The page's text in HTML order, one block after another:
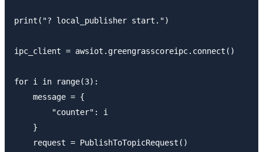
print("? local_publisher start.")
ipc_client = awsiot.greengrasscoreipc.connect()
for i in range(3):
    message = {
        "counter": i
    }
    request = PublishToTopicRequest()